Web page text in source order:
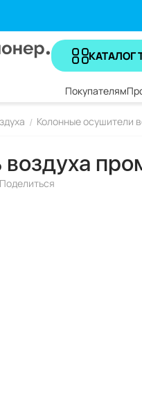
КАТАЛОГ
Покупателям
/ Колонные осушители
Поделиться